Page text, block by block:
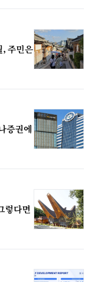
, 주민은
증권에
렇다면